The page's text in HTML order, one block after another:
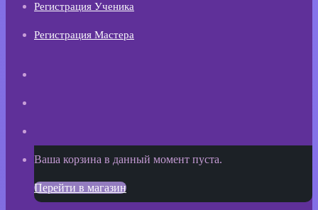
Регистрация Ученика
Регистрация Мастера
Просмотреть
корзину
Ваша корзина в данный момент пуста.
Перейти в магазин